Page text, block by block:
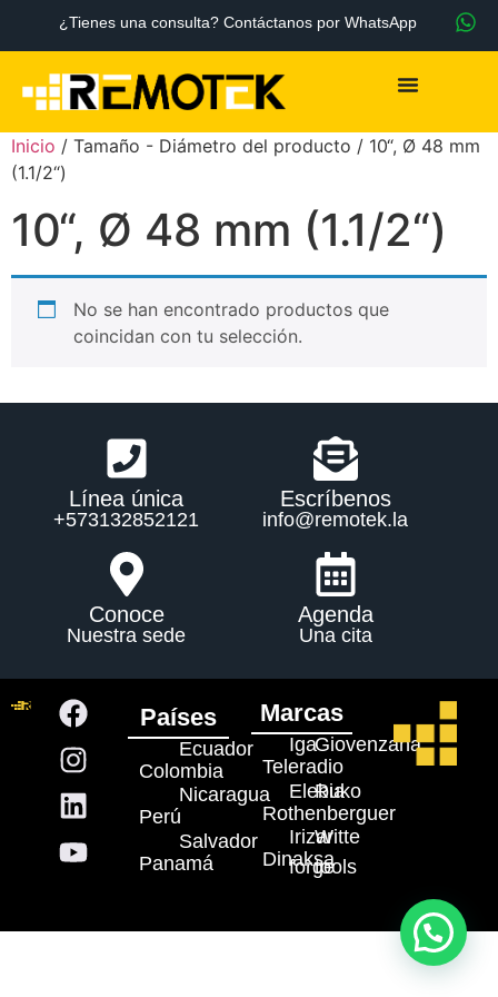
¿Tienes una consulta? Contáctanos por WhatsApp
Inicio / Tamaño - Diámetro del producto / 10“, Ø 48 mm
(1.1/2“)
10“, Ø 48 mm (1.1/2“)
No se han encontrado productos que
coincidan con tu selección.
Línea única
+573132852121
Escríbenos
info@remotek.la
Conoce
Nuestra sede
Agenda
Una cita
Países
Colombia
Perú
Panamá
Ecuador
Nicaragua
Salvador
Marcas
Teleradio
Rothenberguer
Dinaksa
Iga
Elebia
Irizar
forge
Giovenzana
Ruko
Witte
tools